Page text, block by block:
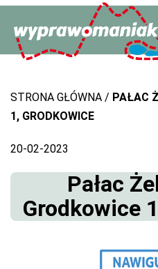
content
STRONA GŁÓWNA
PAŁAC
1, GRODKOWICE
20-02-2023
Pałac
Grodkowice